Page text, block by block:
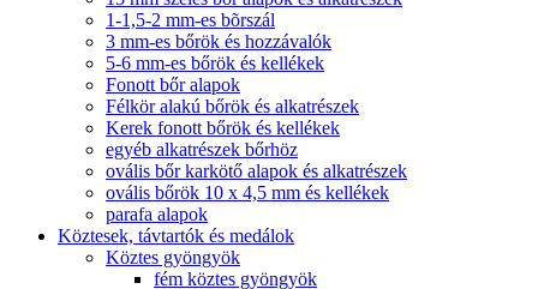
1-1,5-2 mm-es bõrszál
3 mm-es bőrök és hozzávalók
5-6 mm-es bőrök és kellékek
Fonott bőr alapok
Félkör alakú bőrök és alkatrészek
Kerek fonott bőrök és kellékek
egyéb alkatrészek bőrhöz
ovális bőr karkötő alapok és alkatrészek
ovális bőrök 10 x 4,5 mm és kellékek
parafa alapok
Köztesek, távtartók és medálok
Köztes gyöngyök
fém köztes gyöngyök